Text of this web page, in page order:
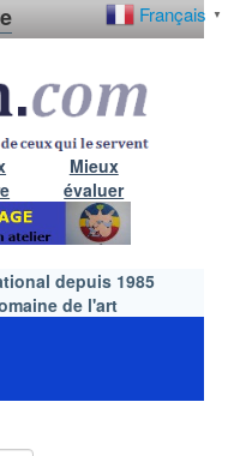
Français ▼
Mieux
évaluer
depuis 1985
de l'art